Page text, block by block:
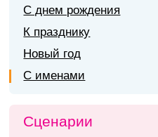
С днем рождения
К празднику
Новый год
С именами
Сценарии